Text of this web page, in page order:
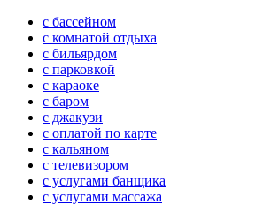
с бассейном
с комнатой отдыха
с бильярдом
с парковкой
с караоке
с баром
с джакузи
с оплатой по карте
с кальяном
с телевизором
с услугами банщика
с услугами массажа